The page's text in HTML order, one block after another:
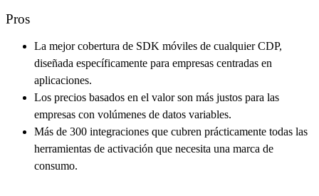
Pros
La mejor cobertura de SDK móviles de cualquier CDP,
diseñada específicamente para empresas centradas en
aplicaciones.
Los precios basados en el valor son más justos para las
empresas con volúmenes de datos variables.
Más de 300 integraciones que cubren prácticamente todas las
herramientas de activación que necesita una marca de
consumo.